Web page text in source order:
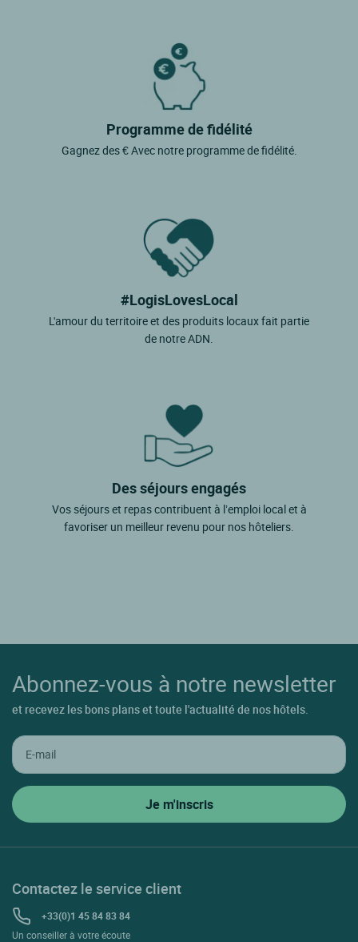
Programme de fidélité
Gagnez des € Avec notre programme de fidélité.
#LogisLovesLocal
L'amour du territoire et des produits locaux fait partie
de notre ADN.
Des séjours engagés
Vos séjours et repas contribuent à l’emploi local et à
favoriser un meilleur revenu pour nos hôteliers.
Abonnez-vous à notre newsletter
et recevez les bons plans et toute l'actualité de nos hôtels.
Contactez le service client
+33(0)1 45 84 83 84
Un conseiller à votre écoute